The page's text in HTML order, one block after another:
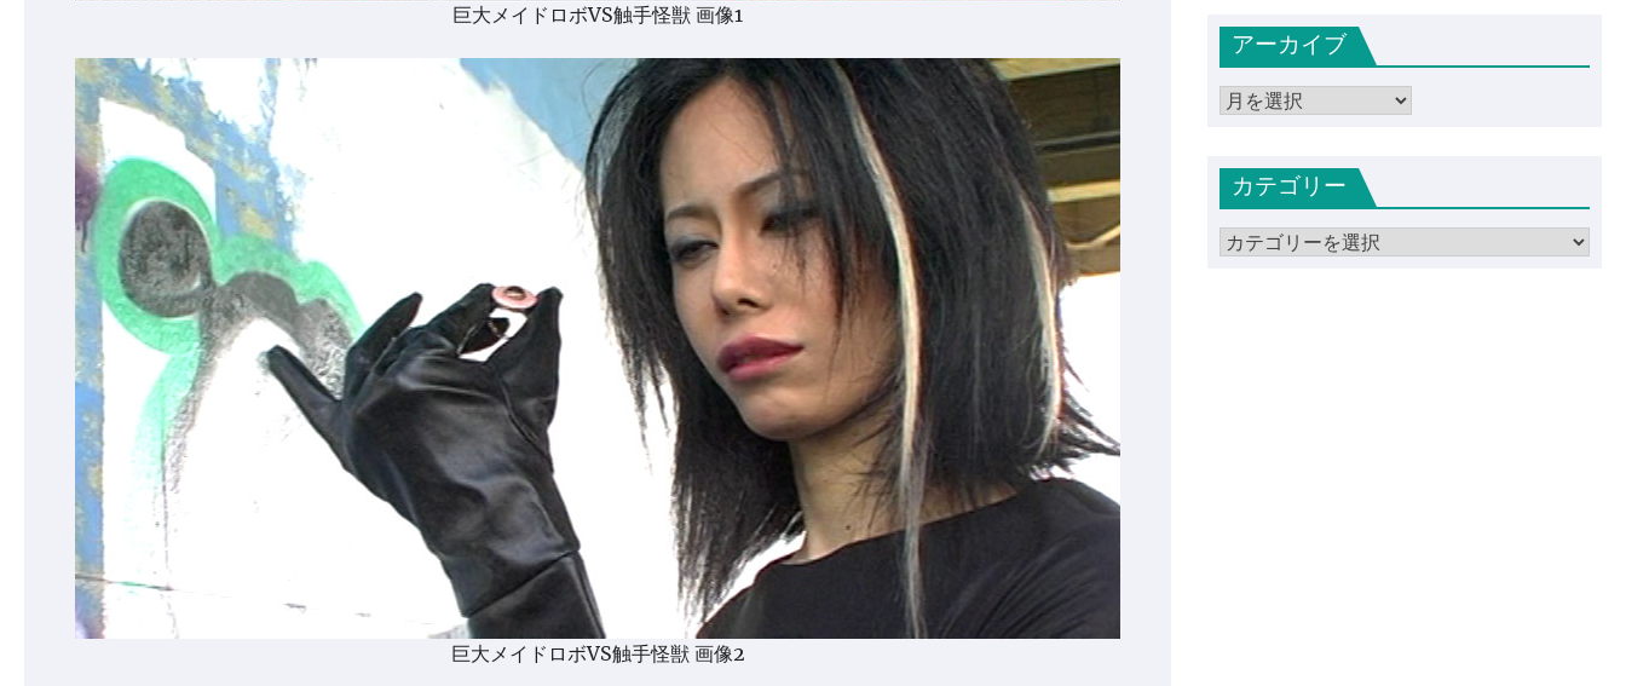
巨大メイドロボVS触手怪獣 画像1
巨大メイドロボVS触手怪獣 画像2
アーカイブ
ア
イ
ブ
カテゴリー
カ